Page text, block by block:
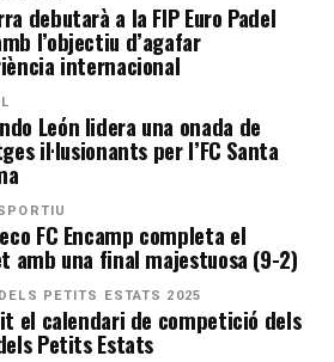
debutarà a la FIP Euro Padel
l’objectiu d’agafar
internacional
León lidera una onada de
il·lusionants per l’FC Santa
FC Encamp completa el
amb una final majestuosa (9-2)
PETITS ESTATS 2025
el calendari de competició dels
Petits Estats